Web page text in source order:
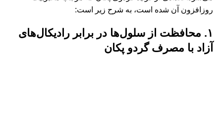
روزافزون آن شده است، به شرح زیر است:
۱. محافظت از سلول‌ها در برابر رادیکال‌های
آزاد با مصرف گردو پکان